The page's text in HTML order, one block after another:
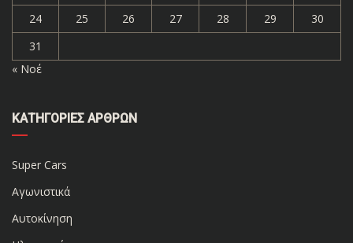
24
25 26 27 28 29
30
31
« Νοέ
ΚΑΤΗΓΟΡΊΕΣ ΆΡΘΡΩΝ
Super Cars
Αγωνιστικά
Αυτοκίνηση